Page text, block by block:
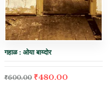
गहाळ : ओया बाय्दोर
₹600.00 ₹480.00